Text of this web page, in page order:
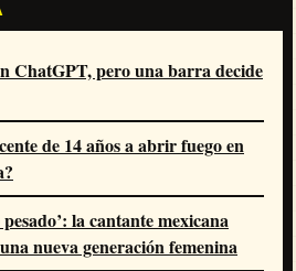
ChatGPT, pero una barra decide
de 14 años a abrir fuego en
la cantante mexicana
nueva generación femenina